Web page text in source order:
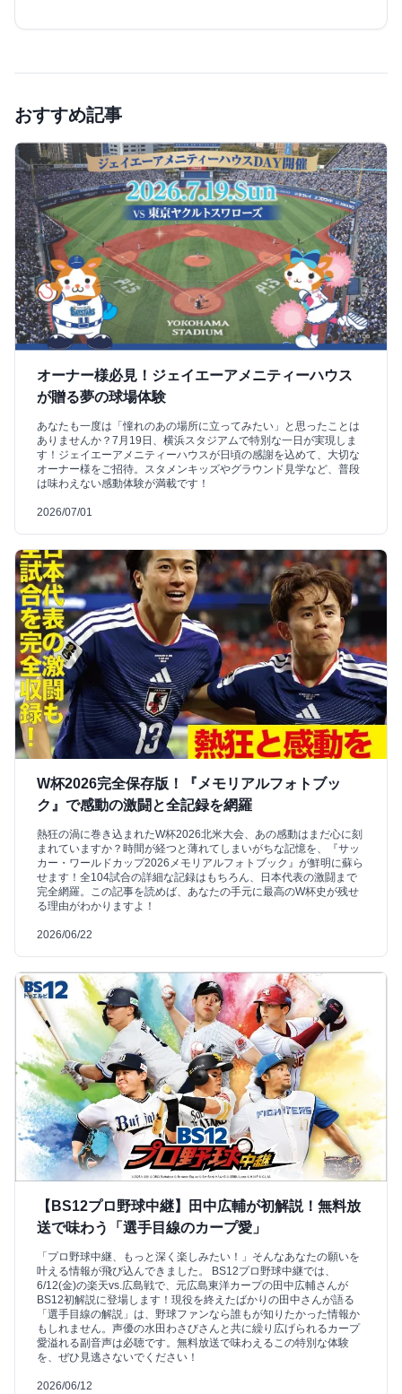
おすすめ記事
オーナー様必見！ジェイエーアメニティーハウス
が贈る夢の球場体験
あなたも一度は「憧れのあの場所に立ってみたい」と思ったことは
ありませんか？7月19日、横浜スタジアムで特別な一日が実現しま
す！ジェイエーアメニティーハウスが日頃の感謝を込めて、大切な
オーナー様をご招待。スタメンキッズやグラウンド見学など、普段
は味わえない感動体験が満載です！
2026/07/01
W杯2026完全保存版！『メモリアルフォトブッ
ク』で感動の激闘と全記録を網羅
熱狂の渦に巻き込まれたW杯2026北米大会、あの感動はまだ心に刻
まれていますか？時間が経つと薄れてしまいがちな記憶を、『サッ
カー・ワールドカップ2026メモリアルフォトブック』が鮮明に蘇ら
せます！全104試合の詳細な記録はもちろん、日本代表の激闘まで
完全網羅。この記事を読めば、あなたの手元に最高のW杯史が残せ
る理由がわかりますよ！
2026/06/22
【BS12プロ野球中継】田中広輔が初解説！無料放
送で味わう「選手目線のカープ愛」
「プロ野球中継、もっと深く楽しみたい！」そんなあなたの願いを
叶える情報が飛び込んできました。 BS12プロ野球中継では、
6/12(金)の楽天vs.広島戦で、元広島東洋カープの田中広輔さんが
BS12初解説に登場します！現役を終えたばかりの田中さんが語る
「選手目線の解説」は、野球ファンなら誰もが知りたかった情報か
もしれません。声優の水田わさびさんと共に繰り広げられるカープ
愛溢れる副音声は必聴です。無料放送で味わえるこの特別な体験
を、ぜひ見逃さないでください！
2026/06/12